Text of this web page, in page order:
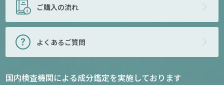
ご購入の流れ
よくあるご質問
国内検査機関による成分鑑定を実施しております